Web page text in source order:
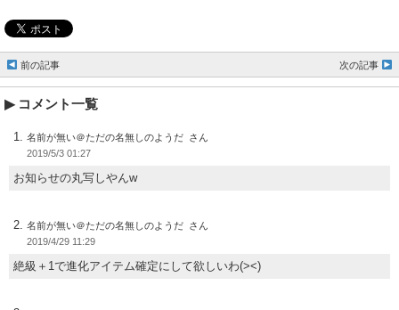
前の記事 次の記事
コメント一覧
名前が無い＠ただの名無しのようだ
2019/5/3 01:27
お知らせの丸写しやんw
名前が無い＠ただの名無しのようだ
2019/4/29 11:29
絶級＋1で進化アイテム確定にして欲しいわ(><)